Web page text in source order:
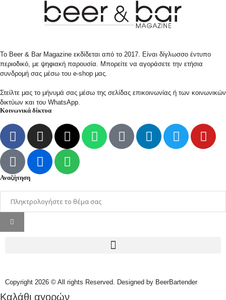
Το Beer & Bar Magazine εκδίδεται από το 2017. Είναι δίγλωσσο έντυπο
περιοδικό, με ψηφιακή παρουσία. Μπορείτε να αγοράσετε την ετήσια
συνδρομή σας μέσω του e-shop μας.
Στείλτε μας το μήνυμά σας μέσω της σελίδας επικοινωνίας ή των κοινωνικών
δικτύων και του WhatsApp.
Κοινωνικά δίκτυα
Αναζήτηση
Copyright 2026 © All rights Reserved. Designed by BeerBartender
Καλάθι αγορών